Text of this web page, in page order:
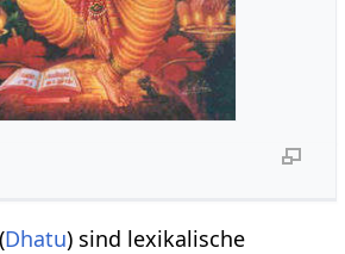
(Dhatu) sind lexikalische